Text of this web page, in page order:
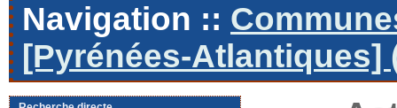
Navigation ::
[Pyrénées-Atlantiques]